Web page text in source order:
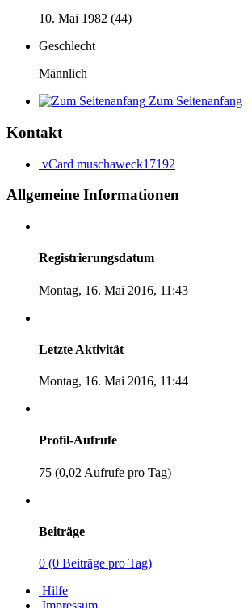
10. Mai 1982 (44)
Geschlecht
Männlich
Zum Seitenanfang
Kontakt
vCard muschaweck17192
Allgemeine Informationen
Registrierungsdatum
Montag, 16. Mai 2016, 11:43
Letzte Aktivität
Montag, 16. Mai 2016, 11:44
Profil-Aufrufe
75 (0,02 Aufrufe pro Tag)
Beiträge
0 (0 Beiträge pro Tag)
Hilfe